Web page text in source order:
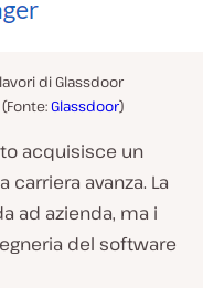
di Glassdoor
Glassdoor)
acquisisce un
avanza. La
ad azienda, ma i
del software